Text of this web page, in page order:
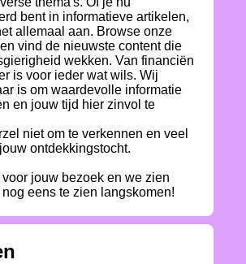
bent in informatieve artikelen,
allemaal aan. Browse onze
vind de nieuwste content die
wekken. Van financiën
is voor ieder wat wils. Wij
is om waardevolle informatie
en jouw tijd hier zinvol te
niet om te verkennen en veel
ontdekkingstocht.
jouw bezoek en we zien
eens te zien langskomen!